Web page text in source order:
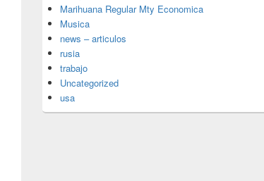
Marihuana Regular Mty Economica
Musica
news – articulos
rusia
trabajo
Uncategorized
usa